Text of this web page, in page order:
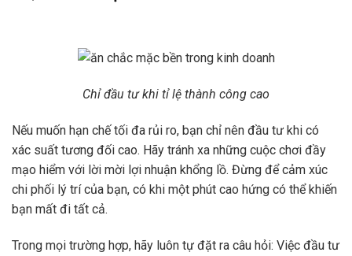
Chỉ đầu tư khi tỉ lệ thành công cao
Nếu muốn hạn chế tối đa rủi ro, bạn chỉ nên đầu tư khi có
xác suất tương đối cao. Hãy tránh xa những cuộc chơi đầy
mạo hiểm với lời mời lợi nhuận khổng lồ. Đừng để cảm xúc
chi phối lý trí của bạn, có khi một phút cao hứng có thể khiến
bạn mất đi tất cả.
Trong mọi trường hợp, hãy luôn tự đặt ra câu hỏi: Việc đầu tư